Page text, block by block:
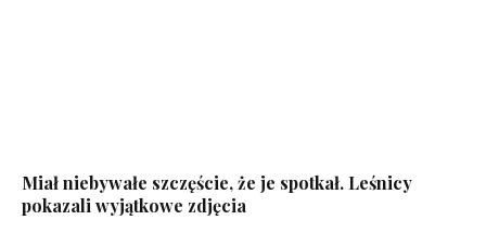
Miał niebywałe szczęście, że je spotkał. Leśnicy
pokazali wyjątkowe zdjęcia